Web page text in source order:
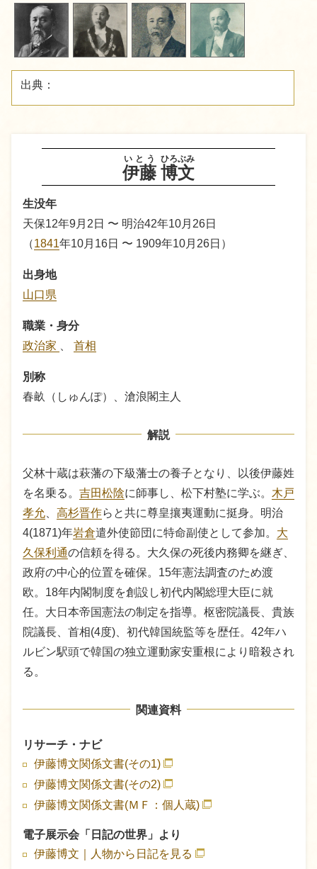
伊藤
いとう
博文
ひろぶみ
生没年
天保12年9月2日 〜 明治42年10月26日
（1841年10月16日 〜 1909年10月26日）
出身地
山口県
職業・身分
政治家
首相
別称
春畝（しゅんぽ）、滄浪閣主人
解説
父林十蔵は萩藩の下級藩士の養子となり、以後伊藤姓
を名乗る。 吉田松陰に師事し、松下村塾に学ぶ。 木戸
孝允
高杉晋作らと共に尊皇攘夷運動に挺身。明治
4(1871)年岩倉遣外使節団に特命副使として参加。 大
久保利通の信頼を得る。大久保の死後内務卿を継ぎ、
政府の中心的位置を確保。15年憲法調査のため渡
欧。18年内閣制度を創設し初代内閣総理大臣に就
任。大日本帝国憲法の制定を指導。枢密院議長、貴族
院議長、首相(4度)、初代韓国統監等を歴任。42年ハ
ルビン駅頭で韓国の独立運動家安重根により暗殺され
る。
関連資料
リサーチ・ナビ
伊藤博文関係文書(その1)
伊藤博文関係文書(その2)
伊藤博文関係文書(ＭＦ：個人蔵)
電子展示会「日記の世界」より
伊藤博文｜人物から日記を見る
出典：